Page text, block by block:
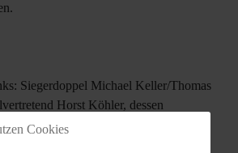
Siegerdoppel Michael Keller/Thomas
Horst Köhler, dessen
schon kurz vor dem Ende des
Cookies